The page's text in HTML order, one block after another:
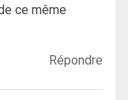
ce même
Répondre